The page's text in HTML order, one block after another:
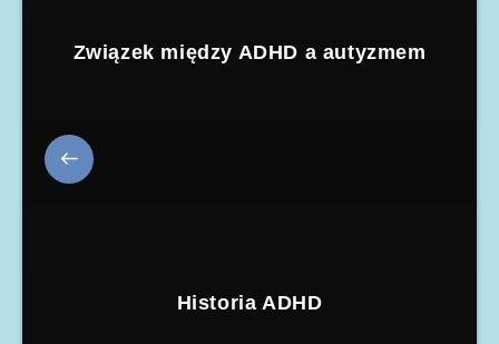
Związek między ADHD a autyzmem
Historia ADHD